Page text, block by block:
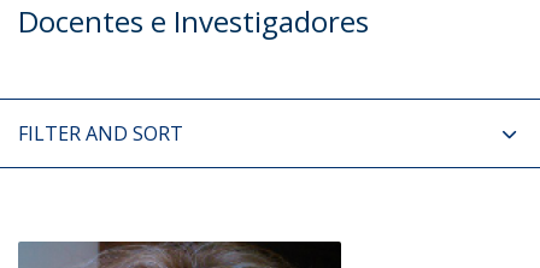
Docentes e Investigadores
FILTER AND SORT